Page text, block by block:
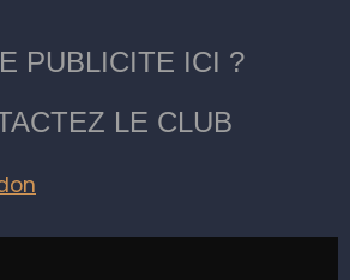
PUBLICITE ICI ?
LE CLUB